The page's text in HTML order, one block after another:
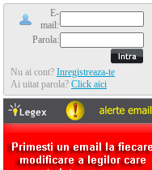
E-
mail:
Parola:
Nu ai cont? Inregistreaza-te
Ai uitat parola? Click aici